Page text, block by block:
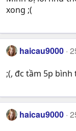
xong ;(
haicau9000
;(, đc tầm 5p
haicau9000